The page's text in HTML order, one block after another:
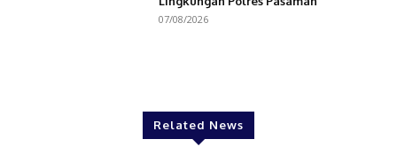
07/08/2026
Related News